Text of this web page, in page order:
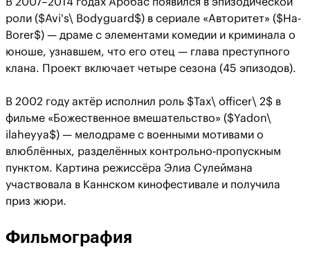
роли ($Avi's\ Bodyguard$) в сериале «Авторитет» ($Ha-
Borer$) — драме с элементами комедии и криминала о
юноше, узнавшем, что его отец — глава преступного
клана. Проект включает четыре сезона (45 эпизодов).
В 2002 году актёр исполнил роль $Tax\ officer\ 2$ в
фильме «Божественное вмешательство» ($Yadon\
ilaheyya$) — мелодраме с военными мотивами о
влюблённых, разделённых контрольно‑пропускным
пунктом. Картина режиссёра Элиа Сулеймана
участвовала в Каннском кинофестивале и получила
приз жюри.
Фильмография